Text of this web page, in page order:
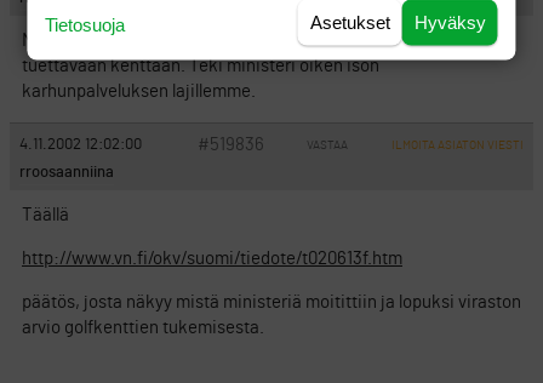
Niin tai näin, kyllä varmaan asiaan vaikutti tuo ministerin suhde
tuettavaan kenttään. Teki ministeri oiken ison
karhunpalveluksen lajillemme.
4.11.2002 12:02:00 #519836 VASTAA ILMOITA ASIATON VIESTI
rroosaanniina
Täällä
http://www.vn.fi/okv/suomi/tiedote/t020613f.htm
päätös, josta näkyy mistä ministeriä moitittiin ja lopuksi viraston
arvio golfkenttien tukemisesta.
Hyväksy
Asetukset
Tietosuoja